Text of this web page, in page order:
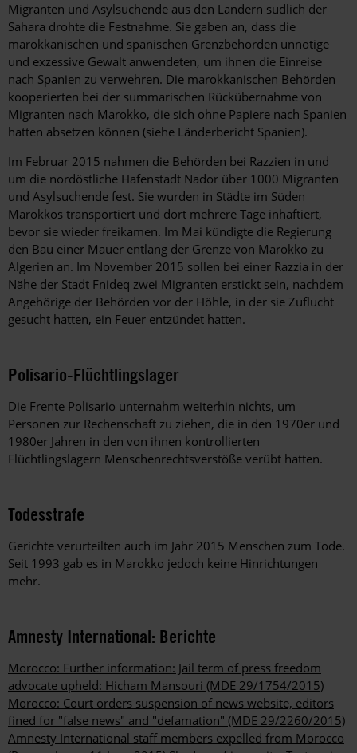
Migranten und Asylsuchende aus den Ländern südlich der
Sahara drohte die Festnahme. Sie gaben an, dass die
marokkanischen und spanischen Grenzbehörden unnötige
und exzessive Gewalt anwendeten, um ihnen die Einreise
nach Spanien zu verwehren. Die marokkanischen Behörden
kooperierten bei der summarischen Rückübernahme von
Migranten nach Marokko, die sich ohne Papiere nach Spanien
hatten absetzen können (siehe Länderbericht Spanien).
Im Februar 2015 nahmen die Behörden bei Razzien in und
um die nordöstliche Hafenstadt Nador über 1000 Migranten
und Asylsuchende fest. Sie wurden in Städte im Süden
Marokkos transportiert und dort mehrere Tage inhaftiert,
bevor sie wieder freikamen. Im Mai kündigte die Regierung
den Bau einer Mauer entlang der Grenze von Marokko zu
Algerien an. Im November 2015 sollen bei einer Razzia in der
Nähe der Stadt Fnideq zwei Migranten erstickt sein, nachdem
Angehörige der Behörden vor der Höhle, in der sie Zuflucht
gesucht hatten, ein Feuer entzündet hatten.
Polisario-Flüchtlingslager
Die Frente Polisario unternahm weiterhin nichts, um
Personen zur Rechenschaft zu ziehen, die in den 1970er und
1980er Jahren in den von ihnen kontrollierten
Flüchtlingslagern Menschenrechtsverstöße verübt hatten.
Todesstrafe
Gerichte verurteilten auch im Jahr 2015 Menschen zum Tode.
Seit 1993 gab es in Marokko jedoch keine Hinrichtungen
mehr.
Amnesty International: Berichte
Morocco: Further information: Jail term of press freedom
advocate upheld: Hicham Mansouri (MDE 29/1754/2015)
Morocco: Court orders suspension of news website, editors
fined for "false news" and "defamation" (MDE 29/2260/2015)
Amnesty International staff members expelled from Morocco